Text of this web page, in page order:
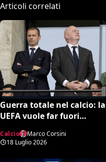
Articoli correlati
Guerra totale nel calcio: la
UEFA vuole far fuori
potente candidatura per
la FIFA
Calcio
Marco Corsini
18 Luglio 2026